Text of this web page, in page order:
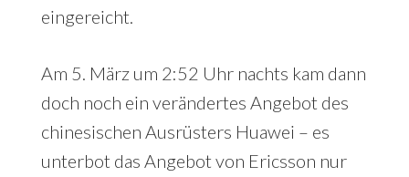
eingereicht.
Am 5. März um 2:52 Uhr nachts kam dann
doch noch ein verändertes Angebot des
chinesischen Ausrüsters Huawei – es
unterbot das Angebot von Ericsson nur